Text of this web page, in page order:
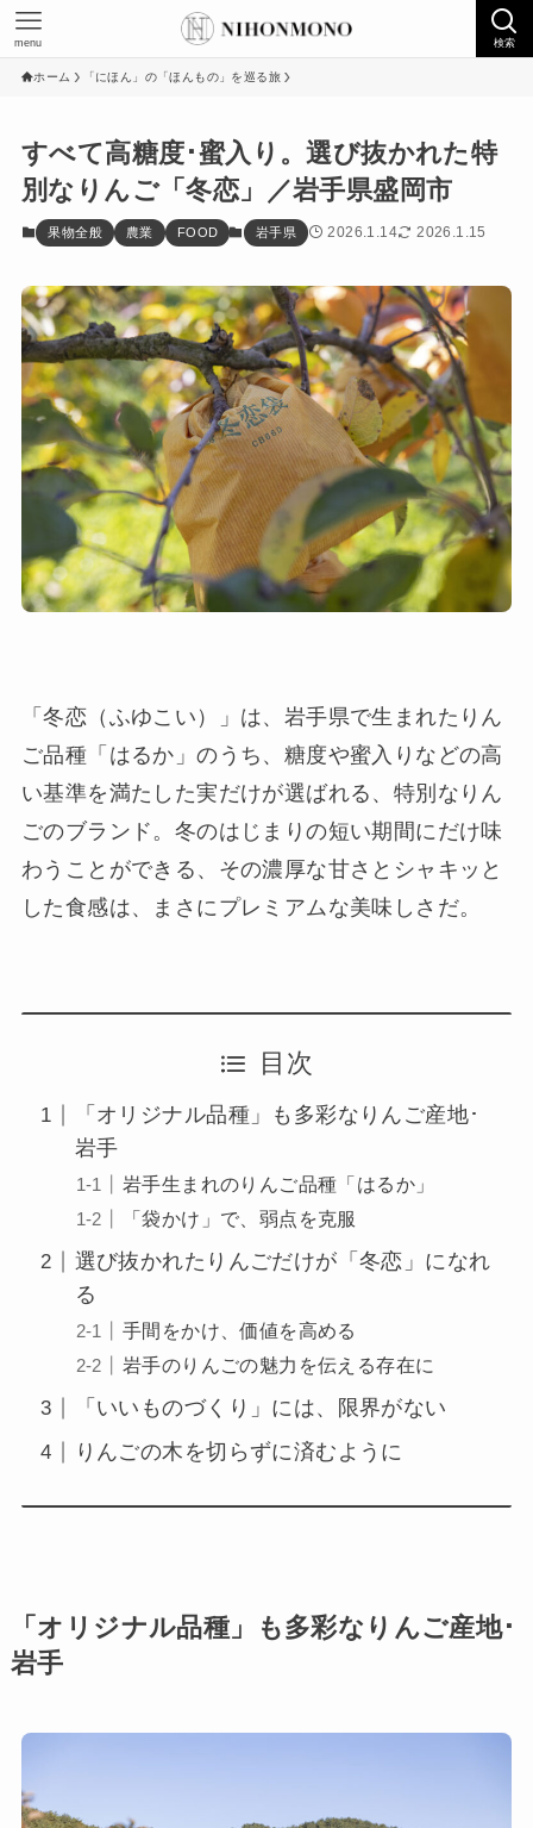
検索
menu
ホーム 「にほん」の「ほんもの」を巡る旅
すべて高糖度･蜜入り。選び抜かれた特
別なりんご「冬恋」／岩手県盛岡市
果物全般 農業 FOOD 岩手県 2026.1.14 2026.1.15
「冬恋（ふゆこい）」は、岩手県で生まれたりん
ご品種「はるか」のうち、糖度や蜜入りなどの高
い基準を満たした実だけが選ばれる、特別なりん
ごのブランド。冬のはじまりの短い期間にだけ味
わうことができる、その濃厚な甘さとシャキッと
した食感は、まさにプレミアムな美味しさだ。
目次
「オリジナル品種」も多彩なりんご産地･
岩手
岩手生まれのりんご品種「はるか」
「袋かけ」で、弱点を克服
選び抜かれたりんごだけが「冬恋」になれ
る
手間をかけ、価値を高める
岩手のりんごの魅力を伝える存在に
「いいものづくり」には、限界がない
りんごの木を切らずに済むように
「オリジナル品種」も多彩なりんご産地･
岩手